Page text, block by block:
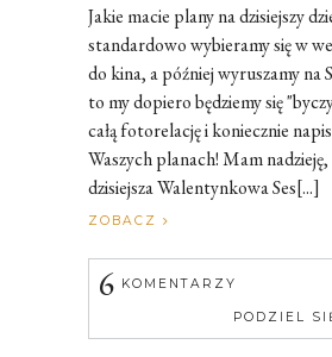
Jakie macie plany na dzisiejszy
standardowo wybieramy się w
do kina, a później wyruszamy na
to my dopiero będziemy się
całą fotorelację i koniecznie
Waszych planach! Mam nadzieję,
dzisiejsza Walentynkowa Ses[...]
ZOBACZ
6 KOMENTARZY
PODZIEL